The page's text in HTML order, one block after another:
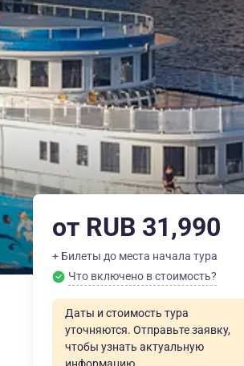
от RUB 31,990
+ Билеты до места начала тура
Что включено в стоимость?
Даты и стоимость тура
уточняются. Отправьте заявку,
чтобы узнать актуальную